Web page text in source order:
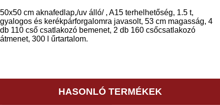
50x50 cm aknafedlap,/uv álló/ , A15 terhelhetőség, 1.5 t,
gyalogos és kerékpárforgalomra javasolt, 53 cm magasság, 4
db 110 cső csatlakozó bemenet, 2 db 160 csőcsatlakozó
átmenet, 300 l űrtartalom.
HASONLÓ TERMÉKEK